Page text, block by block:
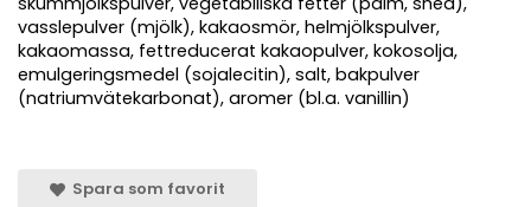
vasslepulver (mjölk), kakaosmör, helmjölkspulver,
kakaomassa, fettreducerat kakaopulver, kokosolja,
emulgeringsmedel (sojalecitin), salt, bakpulver
(natriumvätekarbonat), aromer (bl.a. vanillin)
Spara som favorit